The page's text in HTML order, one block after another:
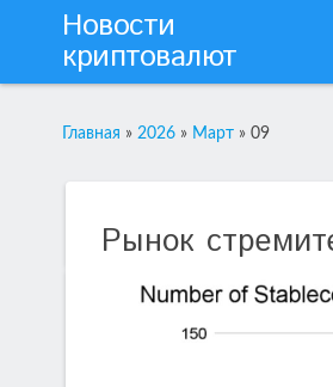
Новости
криптовалют
Главная » 2026 » Март » 09
Рынок